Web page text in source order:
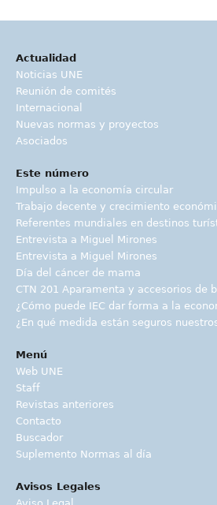
Actualidad
Noticias UNE
Reunión de comités
Internacional
Nuevas normas y proyectos
Asociados
Este número
Impulso a la economía circular
Trabajo decente y crecimiento
Referentes mundiales en destinos
Entrevista a Miguel Mirones
Entrevista a Miguel Mirones
Día del cáncer de mama
CTN 201 Aparamenta y accesorios de
¿Cómo puede IEC dar forma a la
¿En qué medida están seguros
Menú
Web UNE
Staff
Revistas anteriores
Contacto
Buscador
Suplemento Normas al día
Avisos Legales